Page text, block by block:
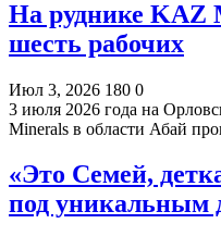
На руднике KAZ
шесть рабочих
Июл 3, 2026 180 0
3 июля 2026 года на
Minerals в области Абай
«Это Семей,
под уникальным